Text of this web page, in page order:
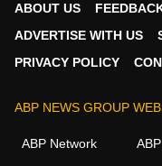
Written By :एबीपी न्यूज़
03 Jun 2026 12:06 AM (IST)
ABOUT US
ADVERTISE WITH US
PRIVACY POLICY
ABP NEWS GROUP
ABP Network